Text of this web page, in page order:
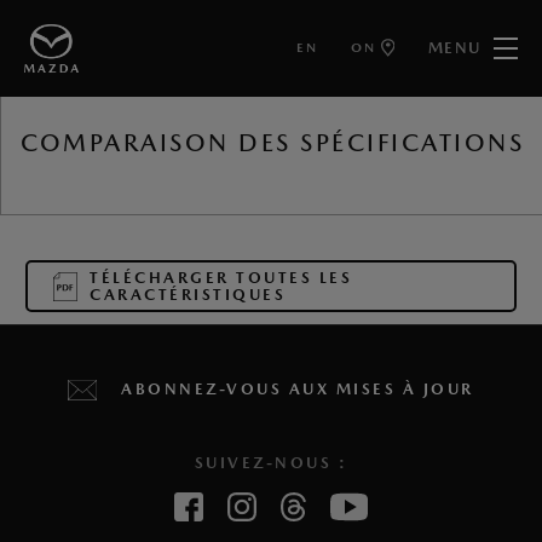
EN ON
MENU
RETOUR VERS
COMPARAISON DES SPÉCIFICATIONS
TÉLÉCHARGER TOUTES LES
CARACTÉRISTIQUES
ABONNEZ-VOUS AUX MISES À JOUR
SUIVEZ-NOUS :